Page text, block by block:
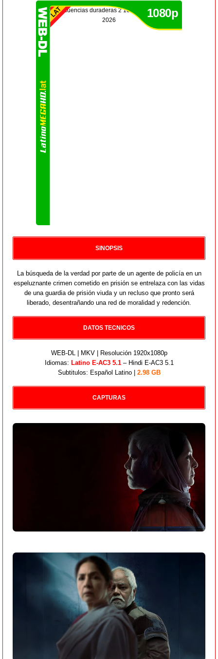
1080p
SINOPSIS
La búsqueda de la verdad por parte de un agente de policía en un
espeluznante crimen cometido en prisión se entrelaza con las vidas
de una guardia de prisión viuda y un recluso que pronto será
liberado, desentrañando una red de moralidad y redención.
DATOS TECNICOS
WEB-DL | MKV | Resolución 1920x1080p
Idiomas: Latino E-AC3 5.1– Hindi E-AC3 5.1
Subtitulos: Español Latino | 2.98 GB
CAPTURAS